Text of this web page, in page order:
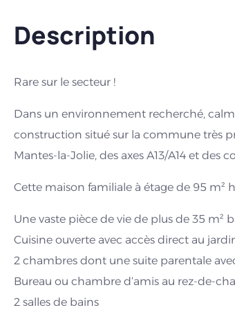
Description
Rare sur le secteur !
Dans un environnement recherché,
construction situé sur la commune très
Mantes-la-Jolie, des axes A13/A14 et des
Cette maison familiale à étage de 95 m²
Une vaste pièce de vie de plus de 35 m²
Cuisine ouverte avec accès direct au
2 chambres dont une suite parentale
Bureau ou chambre d’amis au rez-de-
2 salles de bains